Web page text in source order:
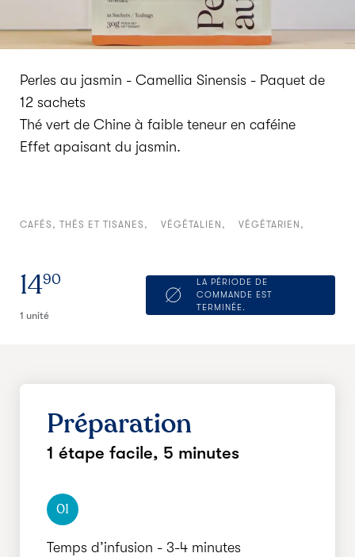
Perles au jasmin - Camellia Sinensis - Paquet de
12 sachets
Thé vert de Chine à faible teneur en caféine
Effet apaisant du jasmin.
CAFÉS, THÉS ET TISANES VÉGÉTALIEN VÉGÉTARIEN
1490
1 unité
LA PÉRIODE DE
COMMANDE EST
TERMINÉE.
Préparation
1 étape facile, 5 minutes
01
Temps d’infusion - 3-4 minutes